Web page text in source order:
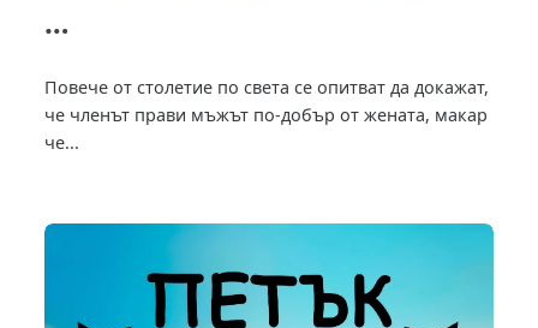
…
Повече от столетие по света се опитват да докажат,
че членът прави мъжът по-добър от жената, макар
че...